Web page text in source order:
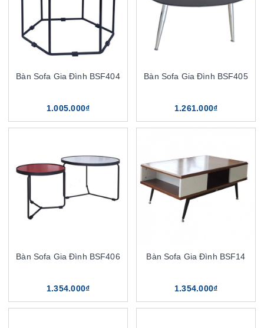
Bàn Sofa Gia Đình BSF404
1.005.000₫
Bàn Sofa Gia Đình BSF405
1.261.000₫
Bàn Sofa Gia Đình BSF406
1.354.000₫
Bàn Sofa Gia Đình BSF14
1.354.000₫